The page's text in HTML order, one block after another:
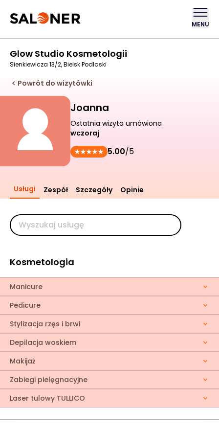
MENU
Glow Studio Kosmetologii
Sienkiewicza 13/2, Bielsk Podlaski
Powrót do wizytówki
Joanna
Ostatnia wizyta umówiona
wczoraj
5.00/5
Usługi Zespół Szczegóły Opinie
Kosmetologia
Manicure
Pedicure
Stylizacja rzęs i brwi
Depilacja woskiem
Makijaż
Zabiegi pielęgnacyjne
Laser tulowy TULLICO